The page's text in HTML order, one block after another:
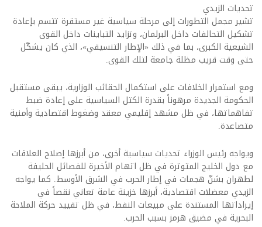
تحديات الزيدي
تشير مجمل التطورات إلى مرحلة سياسية غير مستقرة تتسم بإعادة
تشكيل التحالفات داخل البرلمان، وتزايد التباينات داخل القوى
الشيعية الكبرى، بما في ذلك «الإطار التنسيقي»، الذي كان يشكّل
حتى وقت قريب مظلة جامعة لتلك القوى.
ومع استمرار الخلافات على استكمال الحقائب الوزارية، يبقى مستقبل
الحكومة الجديدة مرهوناً بقدرة الكتل السياسية على إعادة ضبط
تفاهماتها، في ظل مشهد إقليمي معقد وضغوط اقتصادية وأمنية
متصاعدة.
ويواجه رئيس الوزراء تحديات سياسية أخرى، من أبرزها إصلاح العلاقات
مع دول الخليج المتوترة في ظل اتهام الأخيرة للفصائل الحليفة
لطهران بشنّ هجمات في إطار الحرب في الشرق الأوسط. كما يواجه
الزيدي معضلات اقتصادية، أبرزها خزينة عامة تعاني نقصاً في
إيراداتها المستندة على مبيعات النفط، في ظل تقييد حركة الملاحة
البحرية في مضيق هرمز بسبب الحرب.